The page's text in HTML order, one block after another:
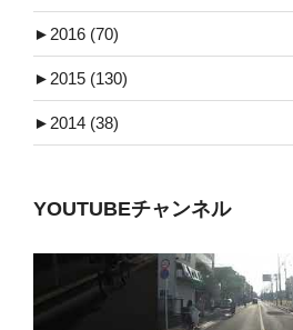
► 2016 (70)
► 2015 (130)
► 2014 (38)
YOUTUBEチャンネル